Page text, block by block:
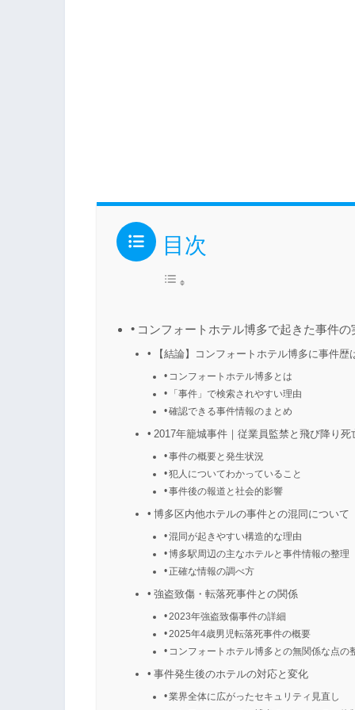
目次
コンフォートホテル博多で起きた事件の
【結論】コンフォートホテル博多に事件歴
コンフォートホテル博多とは
「事件」で検索されやすい理由
確認できる事件情報のまとめ
2017年籠城事件｜従業員監禁と飛び降り死
事件の概要と発生状況
犯人についてわかっていること
事件後の報道と社会的影響
博多区内他ホテルの事件との混同について
混同が起きやすい構造的な理由
博多駅周辺の主なホテルと事件情報の整理
正確な情報の調べ方
強盗致傷・転落死事件との関係
2023年強盗致傷事件の詳細
2025年4歳男児転落死事件の概要
コンフォートホテル博多との無関係な点の
事件発生後のホテルの対応と変化
業界全体に広がったセキュリティ見直し